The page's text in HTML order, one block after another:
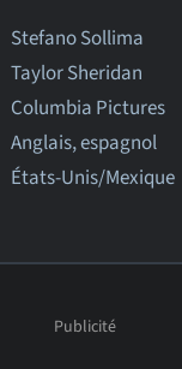
Stefano Sollima
Taylor Sheridan
Columbia Pictures
Anglais, espagnol
États-Unis/Mexique